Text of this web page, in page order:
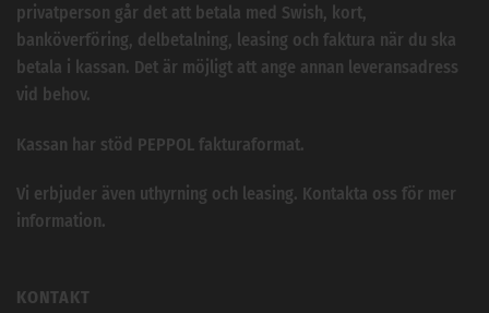
privatperson går det att betala med Swish, kort,
banköverföring, delbetalning, leasing och faktura när du ska
betala i kassan. Det är möjligt att ange annan leveransadress
vid behov.
Kassan har stöd PEPPOL fakturaformat.
Vi erbjuder även uthyrning och leasing. Kontakta oss för mer
information.
KONTAKT